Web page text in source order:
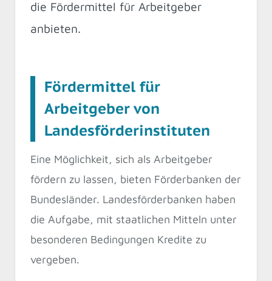
die Fördermittel für Arbeitgeber
anbieten.
Fördermittel für
Arbeitgeber von
Landesförderinstituten
Eine Möglichkeit, sich als Arbeitgeber
fördern zu lassen, bieten Förderbanken der
Bundesländer. Landesförderbanken haben
die Aufgabe, mit staatlichen Mitteln unter
besonderen Bedingungen Kredite zu
vergeben.